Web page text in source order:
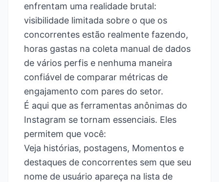
enfrentam uma realidade brutal:
visibilidade limitada sobre o que os
concorrentes estão realmente fazendo,
horas gastas na coleta manual de dados
de vários perfis e nenhuma maneira
confiável de comparar métricas de
engajamento com pares do setor.
É aqui que as ferramentas anônimas do
Instagram se tornam essenciais. Eles
permitem que você:
Veja histórias, postagens, Momentos e
destaques de concorrentes sem que seu
nome de usuário apareça na lista de